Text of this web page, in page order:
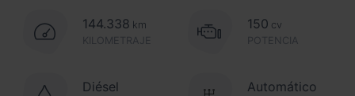
144.338 km
KILOMETRAJE
150 cv
POTENCIA
Diésel Automático